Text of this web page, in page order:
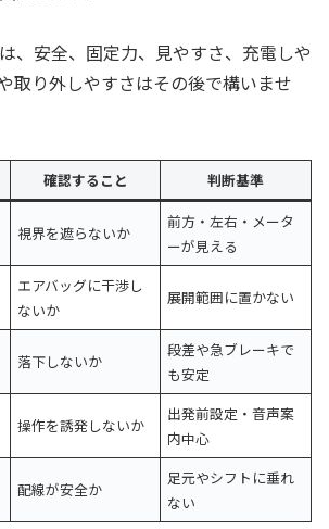
、安全、固定力、見やすさ、充電しや
取り外しやすさはその後で構いませ
確認すること 判断基準
視界を遮らないか
前方・左右・メータ
ーが見える
エアバッグに干渉し
ないか
展開範囲に置かない
落下しないか
段差や急ブレーキで
も安定
操作を誘発しないか
出発前設定・音声案
内中心
配線が安全か
足元やシフトに垂れ
ない